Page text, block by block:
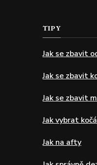
TIPY
Jak se zbavit
Jak se zbavit
Jak se zbavit
Jak vybrat
Jak na afty